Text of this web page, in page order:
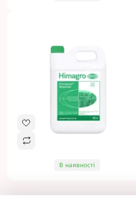
В наявності